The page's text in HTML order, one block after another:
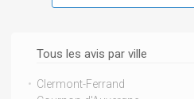
Tous les avis par ville
Clermont-Ferrand